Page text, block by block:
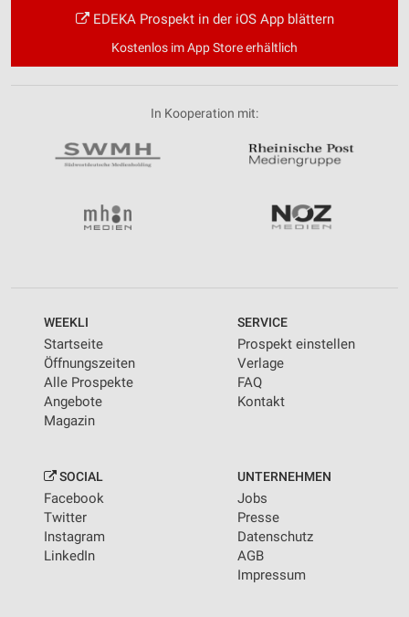
EDEKA Prospekt in der iOS App blättern
Kostenlos im App Store erhältlich
In Kooperation mit:
WEEKLI
Startseite
Öffnungszeiten
Alle Prospekte
Angebote
Magazin
SERVICE
Prospekt einstellen
Verlage
FAQ
Kontakt
SOCIAL
Facebook
Twitter
Instagram
LinkedIn
UNTERNEHMEN
Jobs
Presse
Datenschutz
AGB
Impressum